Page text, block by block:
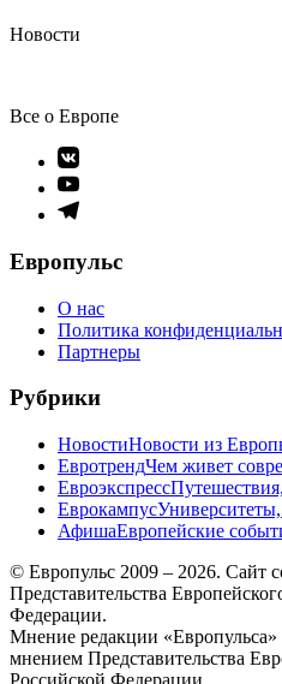
Новости
Все о Европе
Элемент
меню
Элемент
меню
Элемент
Европульс
О нас
Политика
Партнеры
Рубрики
НовостиНовости из
ЕвротрендЧем живет
Евроэкспресс
Еврокампус
АфишаЕвропейские
© Европульс 2009 – 2026. Сайт
Представительства
Федерации.
Мнение редакции «Европульса»
мнением Представительства
Российской Федерации.